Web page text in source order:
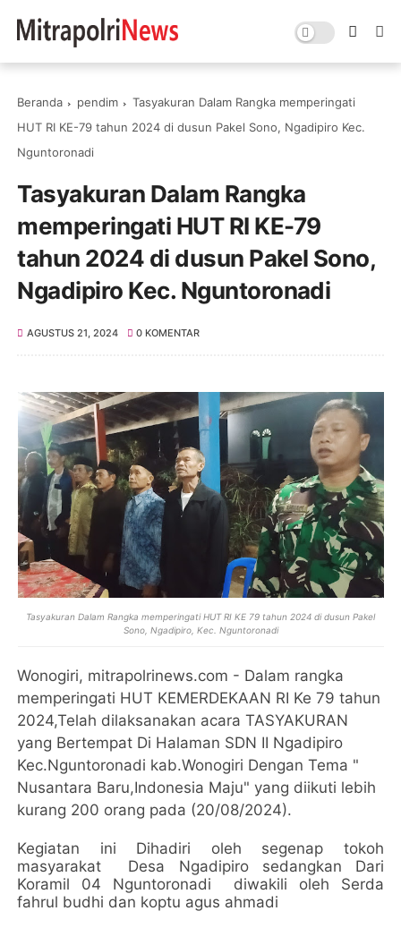
Beranda pendim
Tasyakuran Dalam Rangka memperingati
HUT RI KE-79 tahun 2024 di dusun Pakel Sono, Ngadipiro Kec.
Nguntoronadi
Tasyakuran Dalam Rangka
memperingati HUT RI KE-79
tahun 2024 di dusun Pakel Sono,
Ngadipiro Kec. Nguntoronadi
AGUSTUS 21, 2024 0 KOMENTAR
Tasyakuran Dalam Rangka memperingati HUT RI KE 79 tahun 2024 di dusun Pakel
Sono, Ngadipiro, Kec. Nguntoronadi
Wonogiri, mitrapolrinews.com - Dalam rangka
memperingati HUT KEMERDEKAAN RI Ke 79 tahun
2024,Telah dilaksanakan acara TASYAKURAN
yang Bertempat Di Halaman SDN II Ngadipiro
Kec.Nguntoronadi kab.Wonogiri Dengan Tema "
Nusantara Baru,Indonesia Maju" yang diikuti lebih
kurang 200 orang pada (20/08/2024).
Kegiatan ini Dihadiri oleh segenap tokoh
masyarakat Desa Ngadipiro sedangkan Dari
Koramil 04 Nguntoronadi diwakili oleh Serda
fahrul budhi dan koptu agus ahmadi